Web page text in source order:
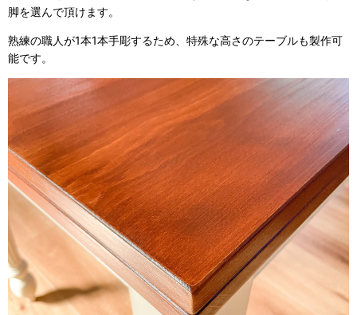
脚を選んで頂けます。
熟練の職人が1本1本手彫するため、特殊な高さのテーブルも製作可
能です。